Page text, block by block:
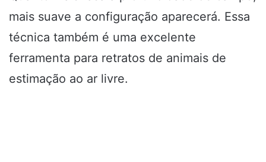
mais suave a configuração aparecerá. Essa
técnica também é uma excelente
ferramenta para retratos de animais de
estimação ao ar livre.